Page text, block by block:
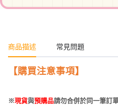
商品描述 常見問題
【購買注意事項】
※現貨與預購品請勿合併於同一筆訂